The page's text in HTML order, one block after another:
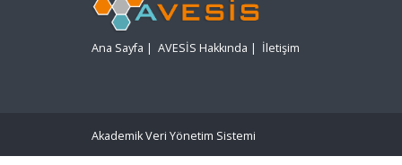
Ana Sayfa | AVESİS Hakkında | İletişim
Akademik Veri Yönetim Sistemi